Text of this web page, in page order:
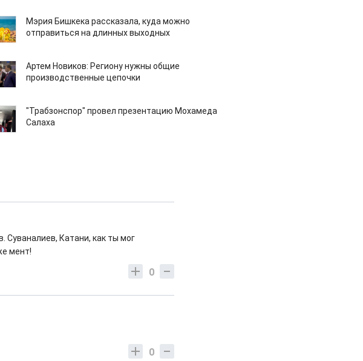
Мэрия Бишкека рассказала, куда можно
отправиться на длинных выходных
Артем Новиков: Региону нужны общие
производственные цепочки
"Трабзонспор" провел презентацию Мохамеда
Салаха
Суваналиев, Катани, как ты мог
мент!
0
0